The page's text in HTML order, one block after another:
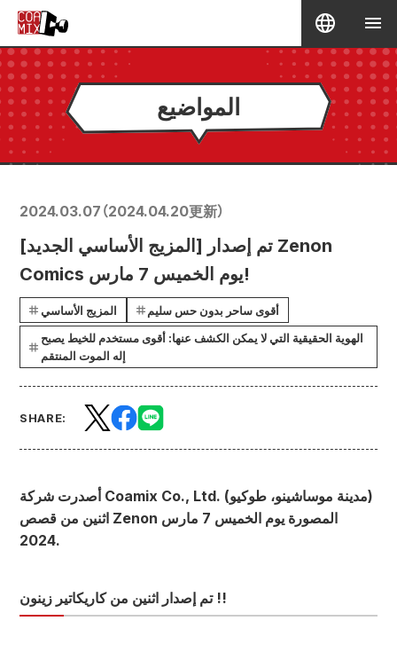
المواضيع
2024.03.07 （2024.04.20更新）
[المزيج الأساسي الجديد] تم إصدار Zenon
Comics يوم الخميس 7 مارس!
المزيج الأساسي
أقوى ساحر بدون حس سليم
الهوية الحقيقية التي لا يمكن الكشف عنها: أقوى مستخدم للخيط يصبح
إله الموت المنتقم
SHARE:
أصدرت شركة Coamix Co., Ltd. (مدينة موساشينو، طوكيو)
اثنين من قصص Zenon المصورة يوم الخميس 7 مارس
2024.
تم إصدار اثنين من كاريكاتير زينون !!